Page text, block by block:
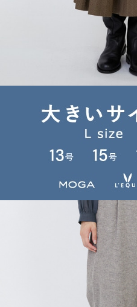
スカート(すかーと)